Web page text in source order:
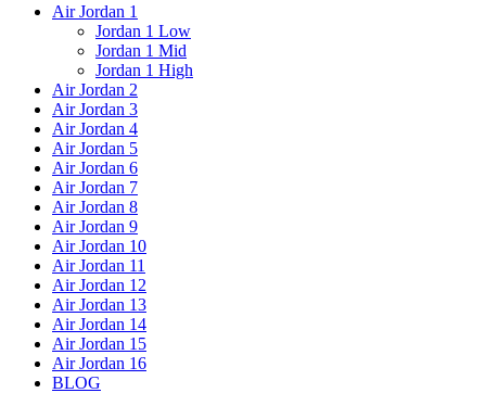
Air Jordan 1
Jordan 1 Low
Jordan 1 Mid
Jordan 1 High
Air Jordan 2
Air Jordan 3
Air Jordan 4
Air Jordan 5
Air Jordan 6
Air Jordan 7
Air Jordan 8
Air Jordan 9
Air Jordan 10
Air Jordan 11
Air Jordan 12
Air Jordan 13
Air Jordan 14
Air Jordan 15
Air Jordan 16
BLOG